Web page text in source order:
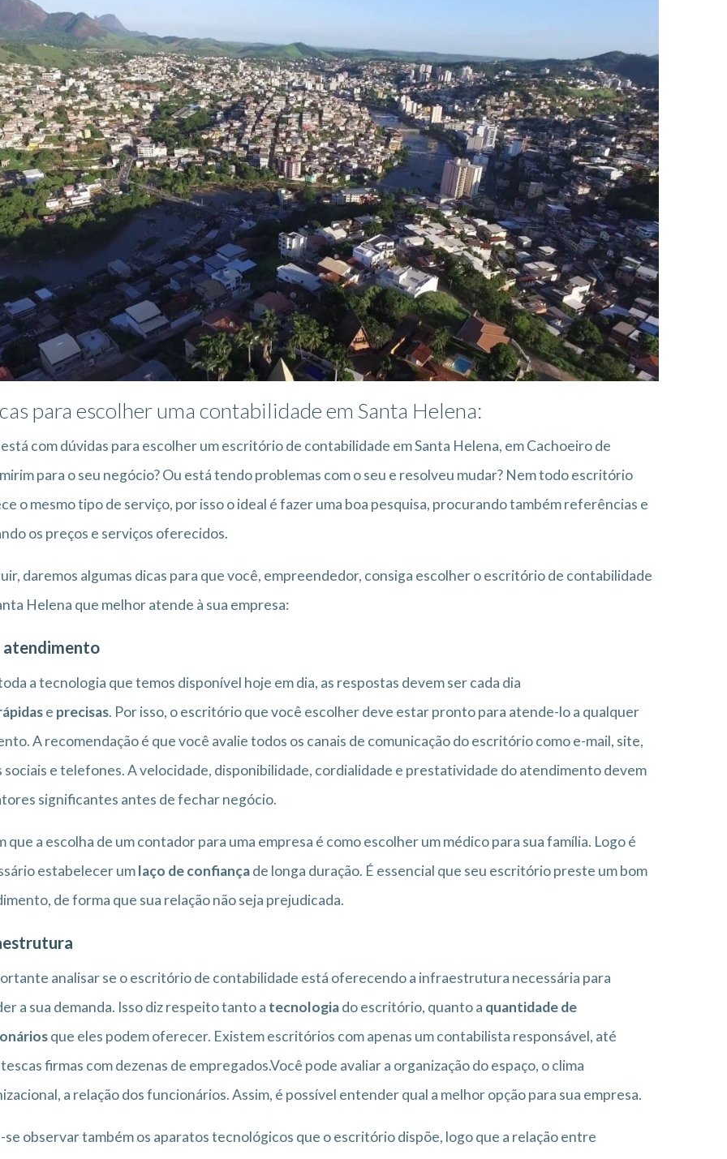
para escolher uma contabilidade em Santa Helena:
com dúvidas para escolher um escritório de contabilidade em Santa Helena, em Cachoeiro de
para o seu negócio? Ou está tendo problemas com o seu e resolveu mudar? Nem todo escritório
o mesmo tipo de serviço, por isso o ideal é fazer uma boa pesquisa, procurando também referências e
os preços e serviços oferecidos.
daremos algumas dicas para que você, empreendedor, consiga escolher o escritório de contabilidade
Helena que melhor atende à sua empresa:
atendimento
a tecnologia que temos disponível hoje em dia, as respostas devem ser cada dia
e precisas. Por isso, o escritório que você escolher deve estar pronto para atende-lo a qualquer
A recomendação é que você avalie todos os canais de comunicação do escritório como e-mail, site,
sociais e telefones. A velocidade, disponibilidade, cordialidade e prestatividade do atendimento devem
significantes antes de fechar negócio.
que a escolha de um contador para uma empresa é como escolher um médico para sua família. Logo é
estabelecer umlaço de confiançade longa duração. É essencial que seu escritório preste um bom
de forma que sua relação não seja prejudicada.
analisar se o escritório de contabilidade está oferecendo a infraestrutura necessária para
a sua demanda. Isso diz respeito tanto a tecnologiado escritório, quanto a quantidade de
que eles podem oferecer. Existem escritórios com apenas um contabilista responsável, até
firmas com dezenas de empregados.Você pode avaliar a organização do espaço, o clima
a relação dos funcionários. Assim, é possível entender qual a melhor opção para sua empresa.
observar também os aparatos tecnológicos que o escritório dispõe, logo que a relação entre